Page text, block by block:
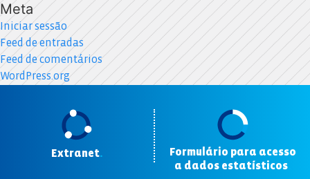
Meta
Iniciar sessão
Feed de entradas
Feed de comentários
WordPress.org
Extranet.
Formulário para acesso
a dados estatísticos